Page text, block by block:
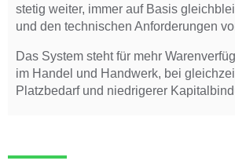
stetig weiter, immer auf Basis
und den technischen Anforderungen
Das System steht für mehr
im Handel und Handwerk, bei
Platzbedarf und niedrigerer